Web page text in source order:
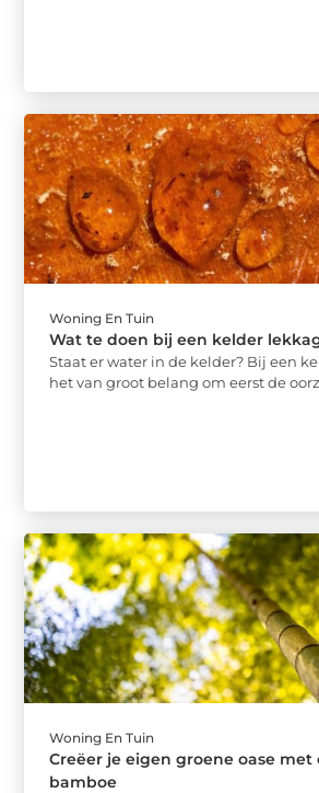
Woning En Tuin
Wat te doen bij een kelder
Staat er water in de kelder? Bij een
het van groot belang om eerst de
Woning En Tuin
Creëer je eigen groene oase met
bamboe